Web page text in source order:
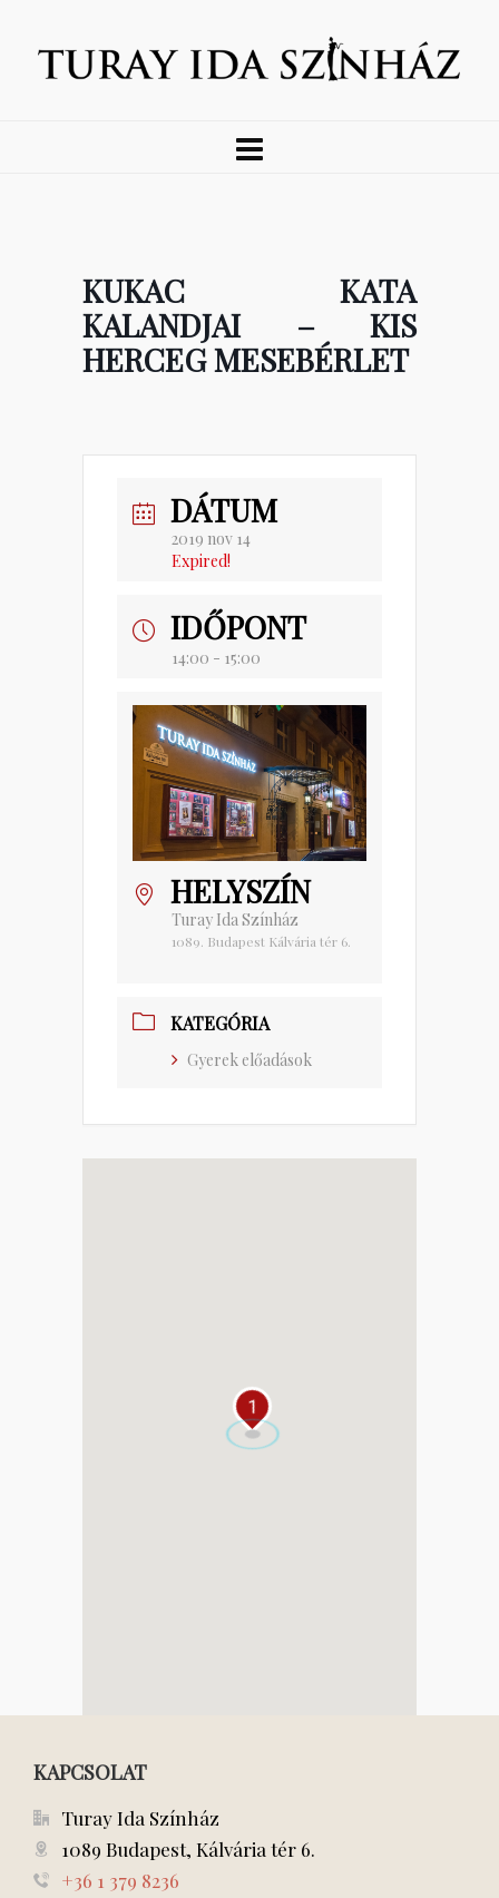
KUKAC KATA
KALANDJAI – KIS
HERCEG MESEBÉRLET
DÁTUM
2019 nov 14
Expired!
IDŐPONT
14:00 - 15:00
HELYSZÍN
Turay Ida Színház
1089. Budapest Kálvária tér 6.
KATEGÓRIA
Gyerek előadások
1
KAPCSOLAT
Turay Ida Színház
1089 Budapest, Kálvária tér 6.
+36 1 379 8236